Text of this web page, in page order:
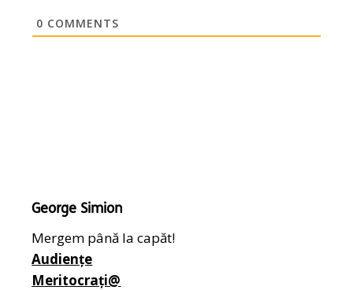
0 COMMENTS
George Simion
Mergem până la capăt!
Audiențe
Meritocrați@